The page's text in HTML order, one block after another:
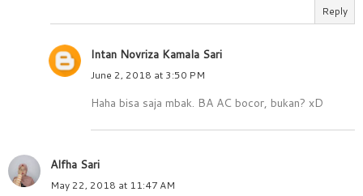
Reply
Intan Novriza Kamala Sari
June 2, 2018 at 3:50 PM
Haha bisa saja mbak. BA AC bocor, bukan? xD
Alfha Sari
May 22, 2018 at 11:47 AM